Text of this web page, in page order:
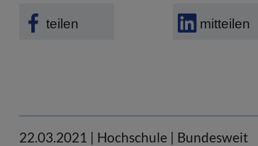
teilen mitteilen
22.03.2021 | Hochschule | Bundesweit